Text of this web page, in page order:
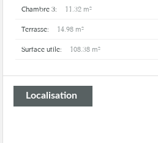
Chambre 3: 11.32 m²
Terrasse: 14.98 m²
Surface utile: 108.38 m²
Localisation